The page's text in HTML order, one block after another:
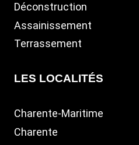
Déconstruction
Assainissement
Terrassement
LES LOCALITÉS
Charente-Maritime
Charente